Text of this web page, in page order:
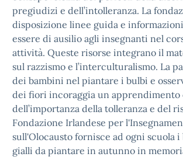
pregiudizi e dell’intolleranza. La
disposizione linee guida e
essere di ausilio agli insegnanti nel
attività. Queste risorse integrano il
sul razzismo e l’interculturalismo. La
dei bambini nel piantare i bulbi e
dei fiori incoraggia un
dell’importanza della tolleranza e del
Fondazione Irlandese per
sull'Olocausto fornisce ad ogni scuola
gialli da piantare in autunno in